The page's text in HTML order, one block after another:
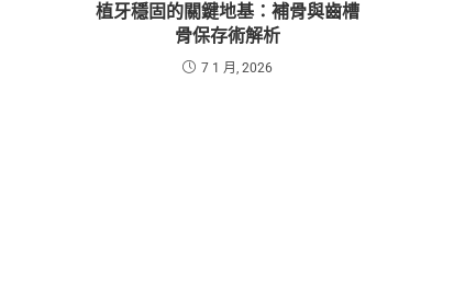
植牙穩固的關鍵地基：補骨與齒槽
骨保存術解析
7 1 月, 2026